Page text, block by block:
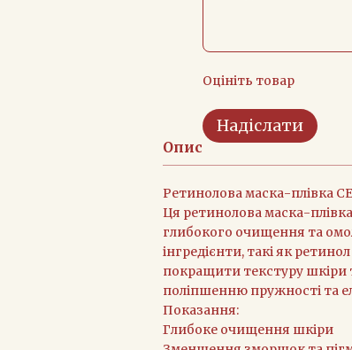
Оцініть товар
Надіслати
Опис
Ретинолова маска-плівка
Ця ретинолова маска-плівка
глибокого очищення та
інгредієнти, такі як
покращити текстуру шкіри
поліпшенню пружності та
Показання:
Глибоке очищення шкіри